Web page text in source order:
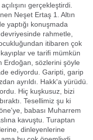
gerçekleştirdi.
Neşet Ertaş 1. Altın
yaptığı konuşmada
rahmetle,
itibaren çok
ve tarifi mümkün
Erdoğan, sözlerini şöyle
ediyordu. Garipti, garip
ayrıldı. Hakk'a yürüdü.
Hiç kuşkusuz, bizi
Tesellimiz şu ki
babası Muharrem
kavuştu. Turaptan
dinleyenlerine